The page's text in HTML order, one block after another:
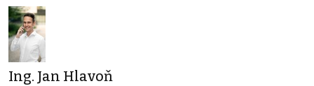
Ing. Jan Hlavoň